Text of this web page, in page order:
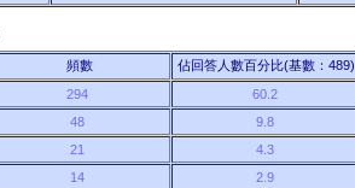
頻數 佔回答人數百分比(基數：489)
294 60.2
48 9.8
21 4.3
14 2.9